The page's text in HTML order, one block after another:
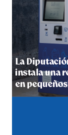
5º DÍA DE
hace 6 días·